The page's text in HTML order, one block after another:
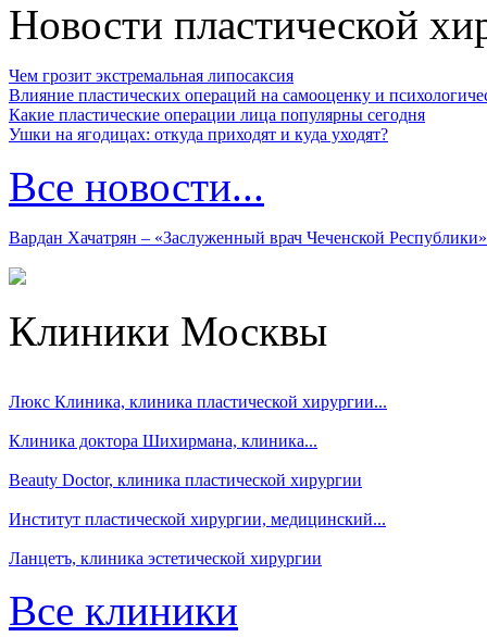
Новости пластической
Чем грозит экстремальная липосаксия
Влияние пластических операций на самооценку и
Какие пластические операции лица популярны сегодня
Ушки на ягодицах: откуда приходят и куда уходят?
Все новости...
Вардан Хачатрян – «Заслуженный врач Чеченской Республики»
Клиники Москвы
Люкс Клиника, клиника пластической хирургии...
Клиника доктора Шихирмана, клиника...
Beauty Doctor, клиника пластической хирургии
Институт пластической хирургии, медицинский...
Ланцетъ, клиника эстетической хирургии
Все клиники